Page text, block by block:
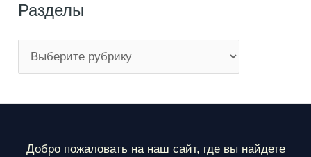
Разделы
а
Добро пожаловать на наш сайт, где вы найдете